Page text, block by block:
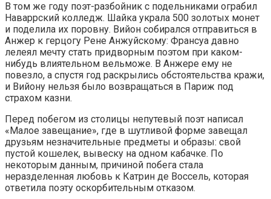
В том же году поэт-разбойник с подельниками ограбил
Наваррский колледж. Шайка украла 500 золотых монет
и поделила их поровну. Вийон собирался отправиться в
Анжер к герцогу Рене Анжуйскому: Франсуа давно
лелеял мечту стать придворным поэтом при каком-
нибудь влиятельном вельможе. В Анжере ему не
повезло, а спустя год раскрылись обстоятельства кражи,
и Вийону нельзя было возвращаться в Париж под
страхом казни.
Перед побегом из столицы непутевый поэт написал
«Малое завещание», где в шутливой форме завещал
друзьям незначительные предметы и образы: свой
пустой кошелек, вывеску на одном кабачке. По
некоторым данным, причиной побега стала
неразделенная любовь к Катрин де Воссель, которая
ответила поэту оскорбительным отказом.